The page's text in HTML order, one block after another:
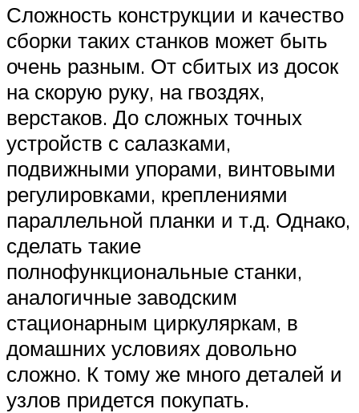
Сложность конструкции и качество
сборки таких станков может быть
очень разным. От сбитых из досок
на скорую руку, на гвоздях,
верстаков. До сложных точных
устройств с салазками,
подвижными упорами, винтовыми
регулировками, креплениями
параллельной планки и т.д. Однако,
сделать такие
полнофункциональные станки,
аналогичные заводским
стационарным циркуляркам, в
домашних условиях довольно
сложно. К тому же много деталей и
узлов придется покупать.